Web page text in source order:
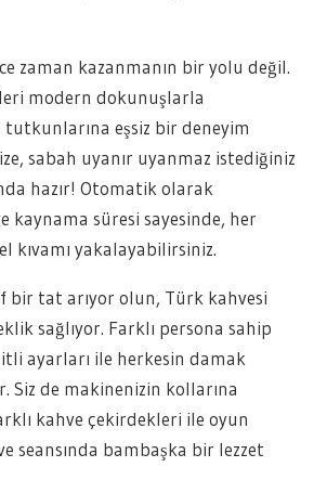
zaman kazanmanın bir yolu değil.
modern dokunuşlarla
eşsiz bir deneyim
sabah uyanır uyanmaz istediğiniz
hazır! Otomatik olarak
kaynama süresi sayesinde, her
kıvamı yakalayabilirsiniz.
bir tat arıyor olun, Türk kahvesi
sağlıyor. Farklı persona sahip
ayarları ile herkesin damak
Siz de makinenizin kollarına
kahve çekirdekleri ile oyun
seansında bambaşka bir lezzet